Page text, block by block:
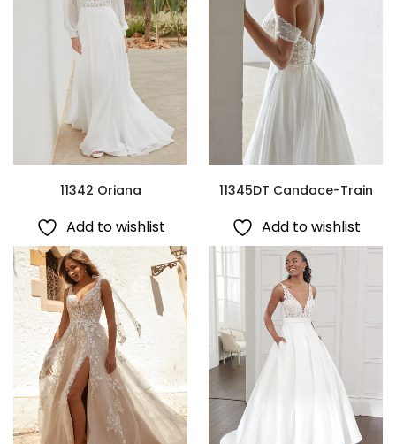
11342 Oriana
Add to wishlist
11345DT Candace-Train
Add to wishlist